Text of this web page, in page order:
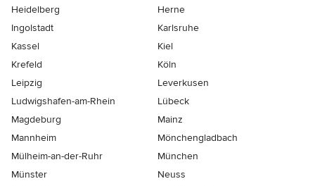
Heidelberg
Herne
Ingolstadt
Karlsruhe
Kassel
Kiel
Krefeld
Köln
Leipzig
Leverkusen
Ludwigshafen-am-Rhein
Lübeck
Magdeburg
Mainz
Mannheim
Mönchen­gladbach
Mülheim-an-der-Ruhr
München
Münster
Neuss